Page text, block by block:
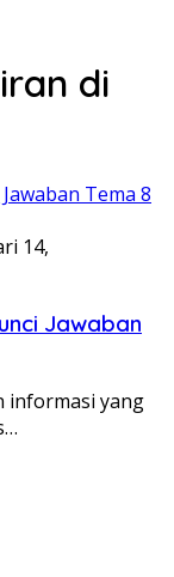
di
14,
Jawaban
informasi yang